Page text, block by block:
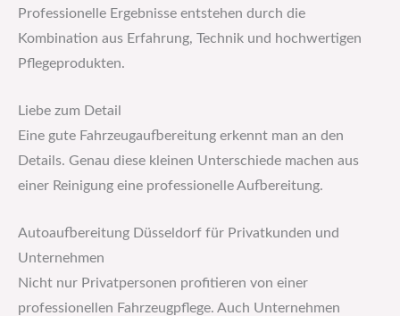
Professionelle Ergebnisse entstehen durch die
Kombination aus Erfahrung, Technik und hochwertigen
Pflegeprodukten.
Liebe zum Detail
Eine gute Fahrzeugaufbereitung erkennt man an den
Details. Genau diese kleinen Unterschiede machen aus
einer Reinigung eine professionelle Aufbereitung.
Autoaufbereitung Düsseldorf für Privatkunden und
Unternehmen
Nicht nur Privatpersonen profitieren von einer
professionellen Fahrzeugpflege. Auch Unternehmen